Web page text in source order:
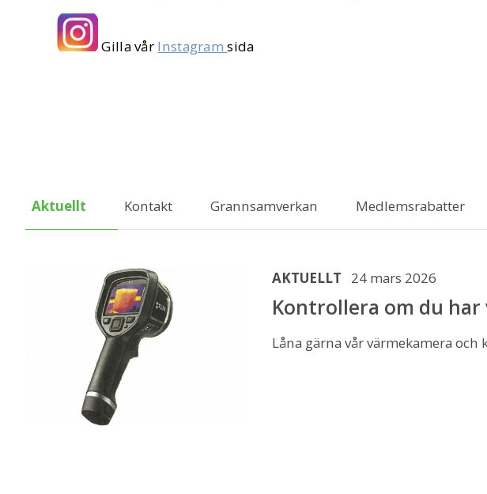
Gilla vår Instagramsida
Aktuellt Kontakt Grannsamverkan Medlemsrabatter
AKTUELLT 24 mars 2026
Kontrollera om du
Låna gärna vår värmekamera